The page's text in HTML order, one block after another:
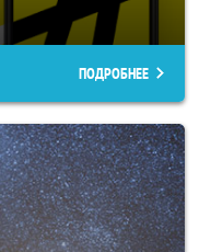
ПОДРОБНЕЕ